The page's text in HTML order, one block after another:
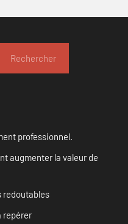
Rechercher
professionnel.
augmenter la valeur de
redoutables
repérer